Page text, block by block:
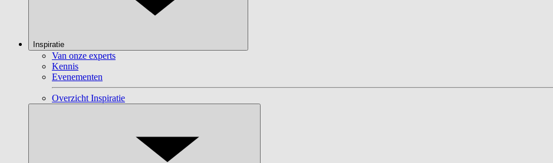
Inspiratie
Van onze experts
Kennis
Evenementen
Overzicht Inspiratie